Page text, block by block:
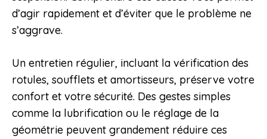
d’agir rapidement et d’éviter que le problème ne
s’aggrave.
Un entretien régulier, incluant la vérification des
rotules, soufflets et amortisseurs, préserve votre
confort et votre sécurité. Des gestes simples
comme la lubrification ou le réglage de la
géométrie peuvent grandement réduire ces